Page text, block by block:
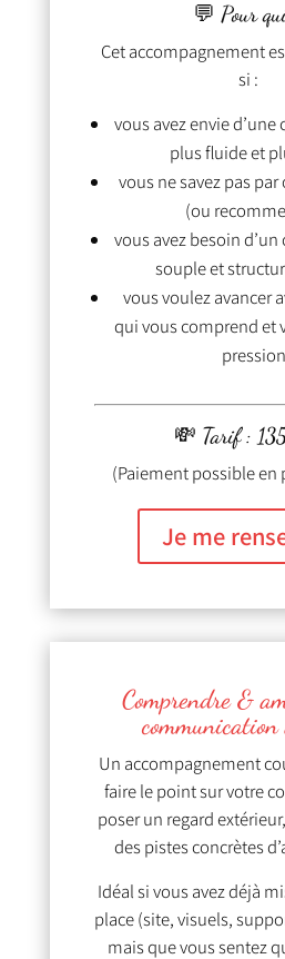
💬 Pour
Cet accompagnement
si :
vous avez envie
plus fluide et
vous ne savez pas
(ou
vous avez besoin
souple et
vous voulez avancer
qui vous comprend et
💸 Tarif :
(Paiement possible en
Je me
Comprendre &
Un accompagnement
faire le point sur votre
poser un regard
des pistes concrètes
Idéal si vous avez déjà
place (site, visuels,
mais que vous sentez